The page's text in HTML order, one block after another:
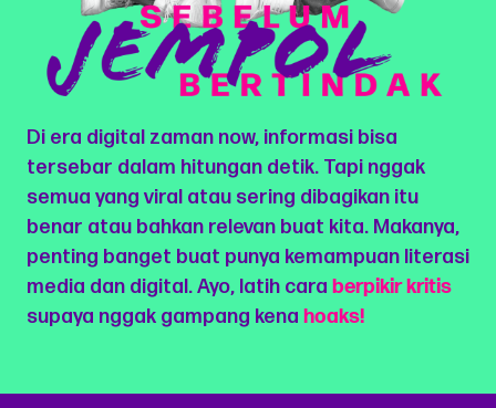
Di era digital zaman now, informasi bisa
tersebar dalam hitungan detik. Tapi nggak
semua yang viral atau sering dibagikan itu
benar atau bahkan relevan buat kita. Makanya,
penting banget buat punya kemampuan literasi
media dan digital. Ayo, latih cara berpikir kritis
supaya nggak gampang kena hoaks!